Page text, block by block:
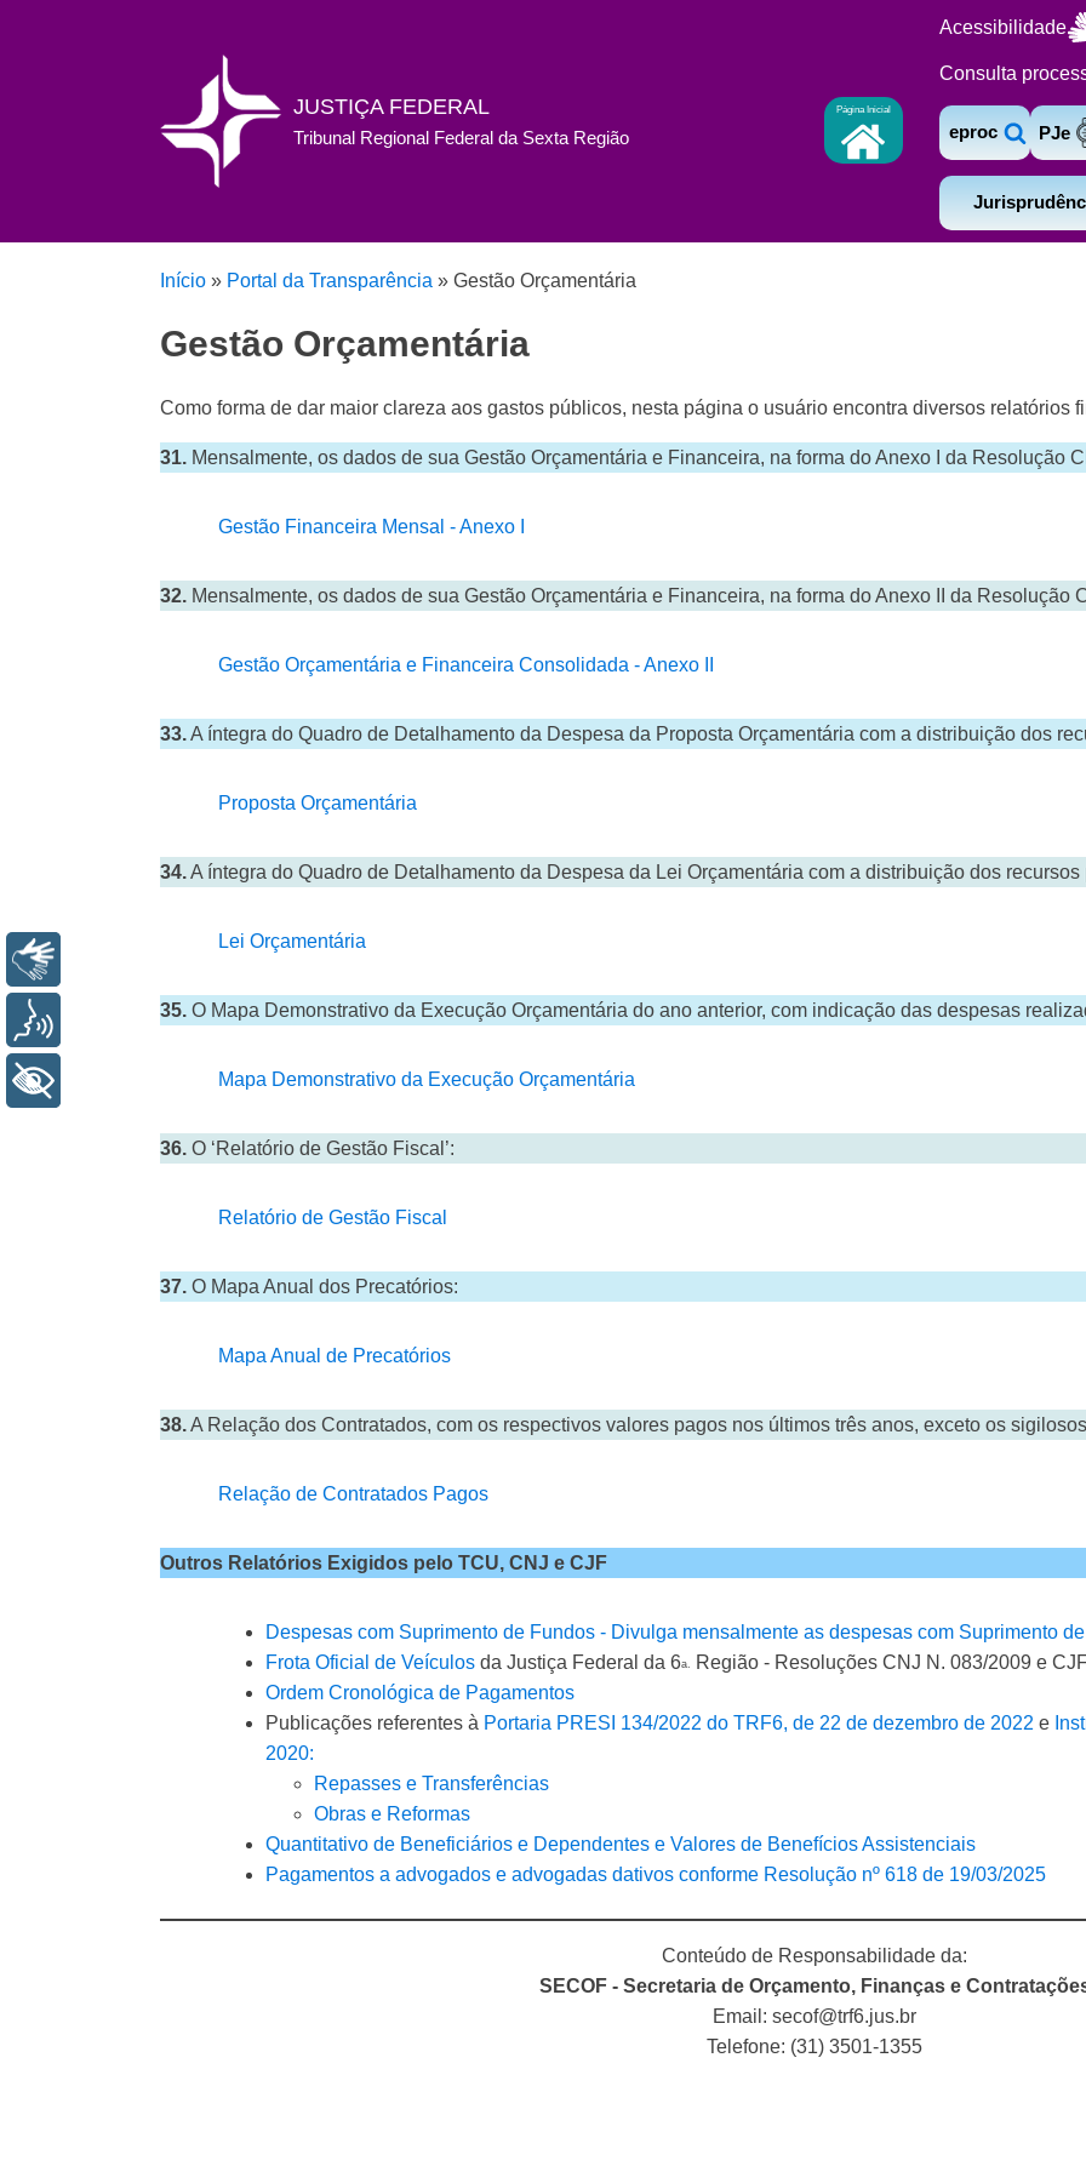
JUSTIÇA FEDERAL
Tribunal Regional Federal da Sexta Região
Página Inicial
Acessibilidade
Consulta
eproc PJe
Início » Portal da Transparência » Gestão Orçamentária
Gestão Orçamentária
Como forma de dar maior clareza aos gastos públicos, nesta página o usuário encontra diversos relatórios
31. Mensalmente, os dados de sua Gestão Orçamentária e Financeira, na forma do Anexo I da Resolução
Gestão Financeira Mensal - Anexo I
32. Mensalmente, os dados de sua Gestão Orçamentária e Financeira, na forma do Anexo II da Resolução
Gestão Orçamentária e Financeira Consolidada - Anexo II
33.A íntegra do Quadro de Detalhamento da Despesa da Proposta Orçamentária com a distribuição dos
Proposta Orçamentária
34.A íntegra do Quadro de Detalhamento da Despesa da Lei Orçamentária com a distribuição dos
Lei Orçamentária
35. O Mapa Demonstrativo da Execução Orçamentária do ano anterior, com indicação das despesas
Mapa Demonstrativo da Execução Orçamentária
36. O ‘Relatório de Gestão Fiscal’:
Relatório de Gestão Fiscal
37. O Mapa Anual dos Precatórios:
Mapa Anual de Precatórios
38.A Relação dos Contratados, com os respectivos valores pagos nos últimos três anos, exceto os
Relação de Contratados Pagos
Outros Relatórios Exigidos pelo TCU, CNJ e CJF
Despesas com Suprimento de Fundos - Divulga mensalmente as despesas com Suprimento
Frota Oficial de Veículos da Justiça Federal da 6a.
Região - Resoluções CNJ N. 083/2009 e
Ordem Cronológica de Pagamentos
Publicações referentes à Portaria PRESI 134/2022 do TRF6, de 22 de dezembro de 2022 e
2020:
Repasses e Transferências
Obras e Reformas
Quantitativo de Beneficiários e Dependentes e Valores de Benefícios Assistenciais
Pagamentos a advogados e advogadas dativos conforme Resolução nº 618 de 19/03/2025
Conteúdo de Responsabilidade da:
SECOF - Secretaria de Orçamento, Finanças e
Email: secof@trf6.jus.br
Telefone: (31) 3501-1355
+ Acessibilidade